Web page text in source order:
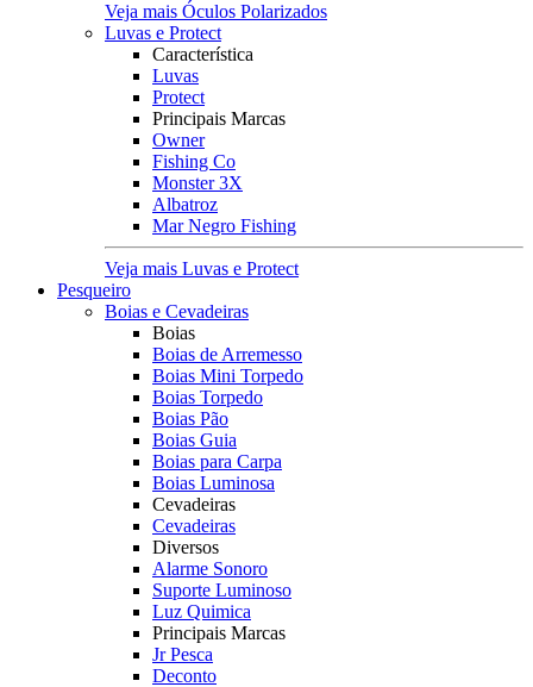
Veja mais Óculos Polarizados
Luvas e Protect
Característica
Luvas
Protect
Principais Marcas
Owner
Fishing Co
Monster 3X
Albatroz
Mar Negro Fishing
Veja mais Luvas e Protect
Pesqueiro
Boias e Cevadeiras
Boias
Boias de Arremesso
Boias Mini Torpedo
Boias Torpedo
Boias Pão
Boias Guia
Boias para Carpa
Boias Luminosa
Cevadeiras
Cevadeiras
Diversos
Alarme Sonoro
Suporte Luminoso
Luz Quimica
Principais Marcas
Jr Pesca
Deconto